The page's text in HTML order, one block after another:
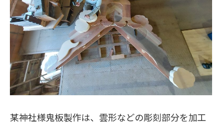
某神社様鬼板製作は、雲形などの彫刻部分を加工